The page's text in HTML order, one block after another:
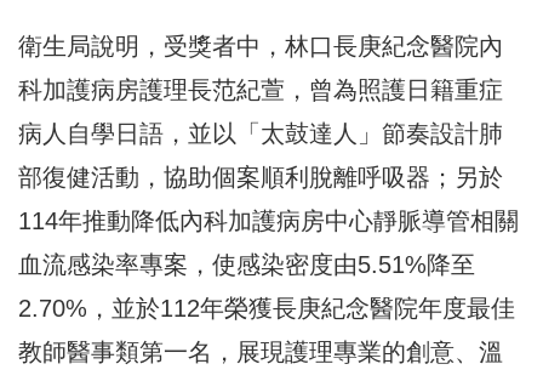
衛生局說明，受獎者中，林口長庚紀念醫院內
科加護病房護理長范紀萱，曾為照護日籍重症
病人自學日語，並以「太鼓達人」節奏設計肺
部復健活動，協助個案順利脫離呼吸器；另於
114年推動降低內科加護病房中心靜脈導管相關
血流感染率專案，使感染密度由5.51%降至
2.70%，並於112年榮獲長庚紀念醫院年度最佳
教師醫事類第一名，展現護理專業的創意、溫